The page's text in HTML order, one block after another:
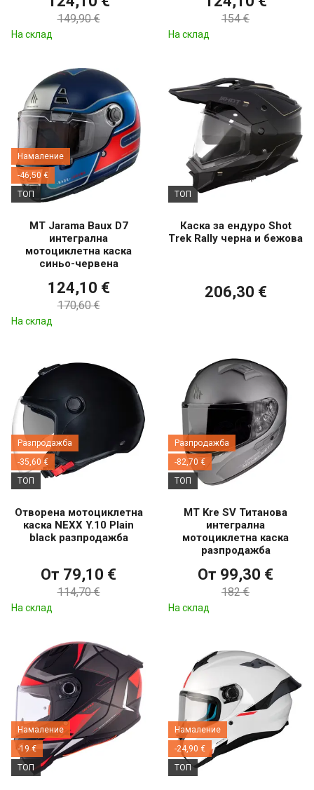
149,90 €
На склад
154 €
На склад
Намаление
-46,50 €
ТОП
MT Jarama Baux D7
интегрална
мотоциклетна каска
синьо-червена
124,10 €
170,60 €
На склад
ТОП
Каска за ендуро Shot
Trek Rally черна и бежова
206,30 €
Разпродажба
-35,60 €
ТОП
Отворена мотоциклетна
каска NEXX Y.10 Plain
black разпродажба
От 79,10 €
114,70 €
На склад
Разпродажба
-82,70 €
ТОП
MT Kre SV Титанова
интегрална
мотоциклетна каска
разпродажба
От 99,30 €
182 €
На склад
Намаление
-19 €
ТОП
Намаление
-24,90 €
ТОП